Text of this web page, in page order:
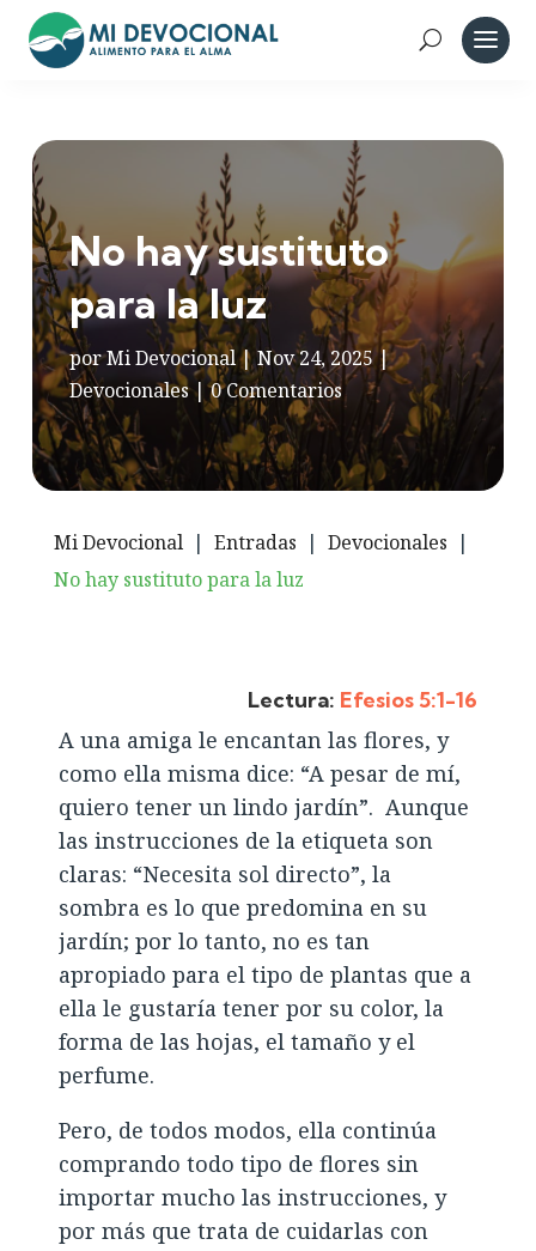
No hay sustituto
para la luz
porMi Devocional|Nov 24, 2025|
Devocionales|0 Comentarios
Mi Devocional | Entradas | Devocionales |
No hay sustituto para la luz
Lectura: Efesios 5:1-16
A una amiga le encantan las flores, y
como ella misma dice: “A pesar de mí,
quiero tener un lindo jardín”. Aunque
las instrucciones de la etiqueta son
claras: “Necesita sol directo”, la
sombra es lo que predomina en su
jardín; por lo tanto, no es tan
apropiado para el tipo de plantas que a
ella le gustaría tener por su color, la
forma de las hojas, el tamaño y el
perfume.
Pero, de todos modos, ella continúa
comprando todo tipo de flores sin
importar mucho las instrucciones, y
por más que trata de cuidarlas con